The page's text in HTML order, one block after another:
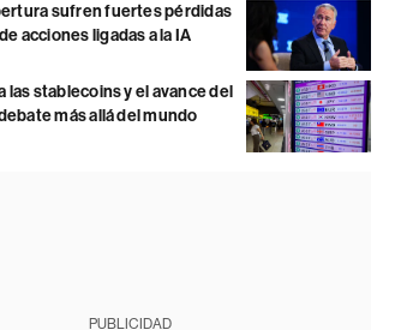
sufren fuertes pérdidas
acciones ligadas a la IA
las stablecoins y el avance del
más allá del mundo
PUBLICIDAD